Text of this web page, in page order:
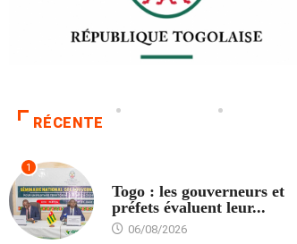
RÉCENTE
1
Togo : les gouverneurs et
préfets évaluent leur...
06/08/2026